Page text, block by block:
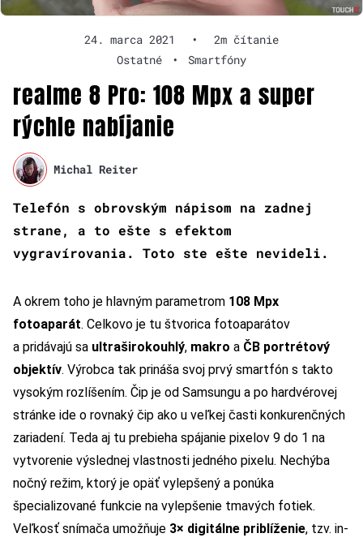
24. marca 2021 •
2m čítanie
Ostatné
• Smartfóny
realme 8 Pro: 108 Mpx a super
rýchle nabíjanie
Michal Reiter
Telefón s obrovským nápisom na zadnej
strane, a to ešte s efektom
vygravírovania. Toto ste ešte nevideli.
A okrem toho je hlavným parametrom 108 Mpx
fotoaparát. Celkovo je tu štvorica fotoaparátov
a pridávajú sa ultraširokouhlý, makro a ČB portrétový
objektív. Výrobca tak prináša svoj prvý smartfón s takto
vysokým rozlíšením. Čip je od Samsungu a po hardvérovej
stránke ide o rovnaký čip ako u veľkej časti konkurenčných
zariadení. Teda aj tu prebieha spájanie pixelov 9 do 1 na
vytvorenie výslednej vlastnosti jedného pixelu. Nechýba
nočný režim, ktorý je opäť vylepšený a ponúka
špecializované funkcie na vylepšenie tmavých fotiek.
Veľkosť snímača umožňuje 3× digitálne priblíženie, tzv. in-